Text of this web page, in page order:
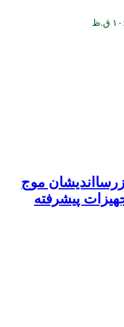
رسااندیشان موج
پیشرفته